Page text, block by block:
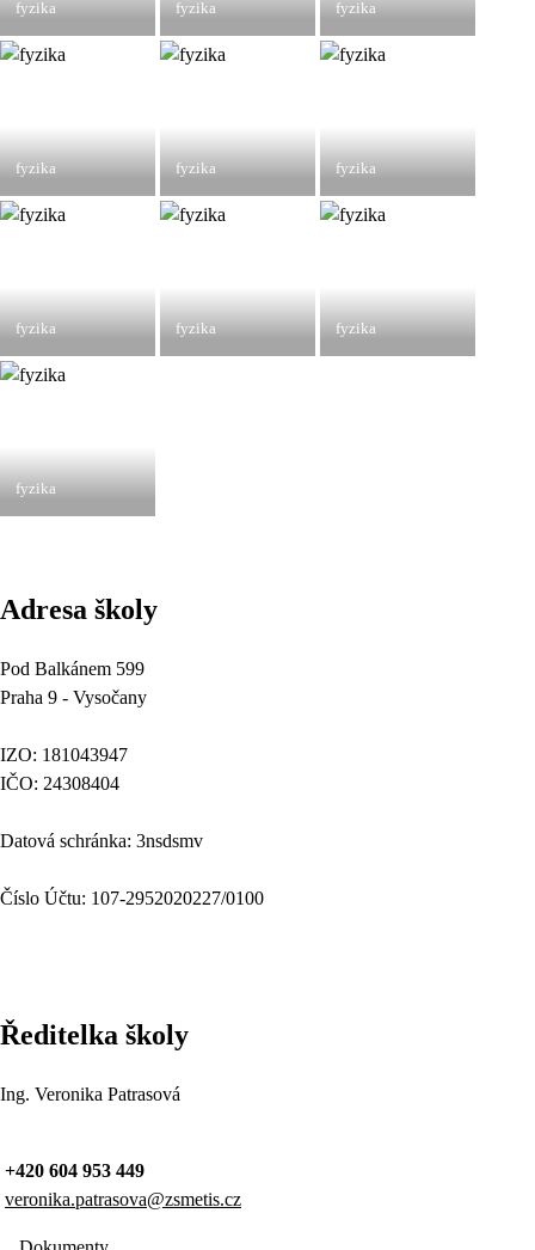
fyzika fyzika fyzika
fyzika fyzika fyzika
fyzika fyzika fyzika
fyzika
Adresa školy
Pod Balkánem 599
Praha 9 - Vysočany
IZO: 181043947
IČO: 24308404
Datová schránka: 3nsdsmv
Číslo Účtu: 107-2952020227/0100
Ředitelka školy
Ing. Veronika Patrasová
+420 604 953 449
veronika.patrasova@zsmetis.cz